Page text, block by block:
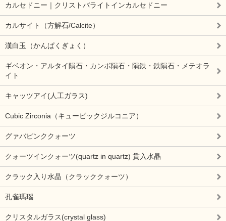
カルセドニー｜クリストバライトインカルセドニー
カルサイト（方解石/Calcite）
漢白玉（かんぱくぎょく）
ギベオン・アルタイ隕石・カンボ隕石・隕鉄・鉄隕石・メテオラ
イト
キャッツアイ(人工ガラス)
Cubic Zirconia（キュービックジルコニア）
グァバピンククォーツ
クォーツインクォーツ(quartz in quartz) 貫入水晶
クラック入り水晶（クラッククォーツ）
孔雀瑪瑙
クリスタルガラス(crystal glass)